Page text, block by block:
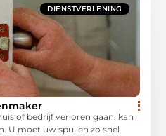
DIENSTVERLENING
of bedrijf verloren gaan, kan
U moet uw spullen zo snel